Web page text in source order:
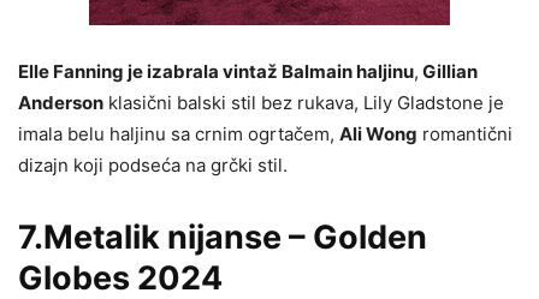
Elle Fanning je izabrala vintaž Balmain haljinu, Gillian
Anderson klasični balski stil bez rukava, Lily Gladstone je
imala belu haljinu sa crnim ogrtačem, Ali Wong romantični
dizajn koji podseća na grčki stil.
7.Metalik nijanse – Golden
Globes 2024